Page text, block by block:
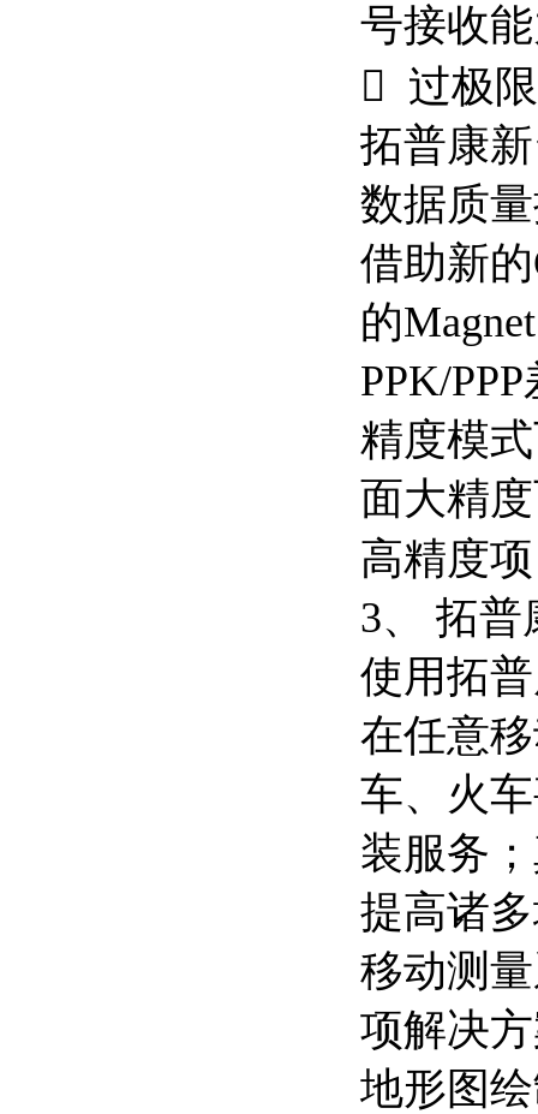
号接收
 过极
拓普康
数据质
借助新
的
PPK/
精度模
面大精
高精度
3、 拓普
使用拓
在任意
车、火
装服务
提高诸
移动测
项解决
地形图